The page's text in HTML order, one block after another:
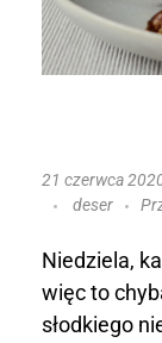
C
a
s
21 czerwca
deser
Niedziela,
więc to
słodkiego